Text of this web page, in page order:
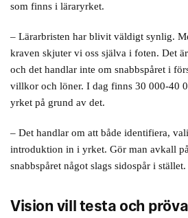
som finns i läraryrket.
– Lärarbristen har blivit väldigt synlig.
kraven skjuter vi oss själva i foten. Det
och det handlar inte om snabbspåret i
villkor och löner. I dag finns 30 000-40
yrket på grund av det.
– Det handlar om att både identifiera,
introduktion in i yrket. Gör man avkall
snabbspåret något slags sidospår i stället.
Vision vill testa och